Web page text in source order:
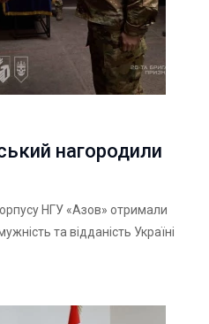
нагородили
НГУ «Азов» отримали
та відданість Україні